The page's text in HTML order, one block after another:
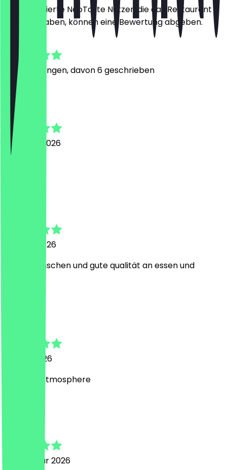
Nur registrierte NeoTaste Nutzer, die das Restaurant
besucht haben, können eine Bewertung abgeben.
Bewertungen, davon 6 geschrieben
Kevin
3. August 2026
22. April 2026
nette menschen und gute qualität an essen und
5. April 2026
Amazing atmosphere
28. Februar 2026